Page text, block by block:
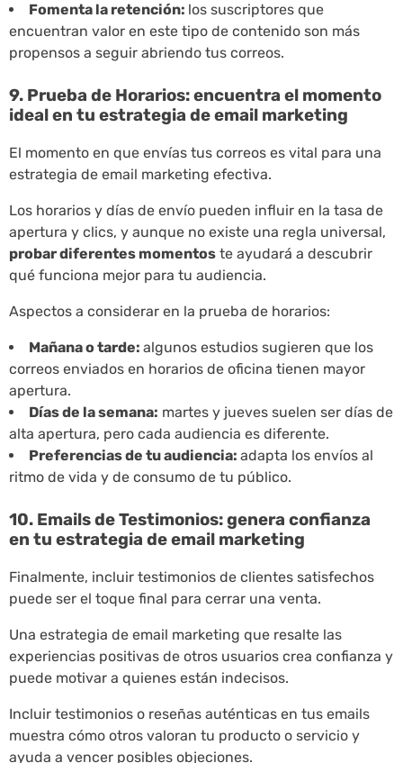
Fomenta la retención: los suscriptores que
encuentran valor en este tipo de contenido son más
propensos a seguir abriendo tus correos.
9. Prueba de Horarios: encuentra el momento
ideal en tu estrategia de email marketing
El momento en que envías tus correos es vital para una
estrategia de email marketing efectiva.
Los horarios y días de envío pueden influir en la tasa de
apertura y clics, y aunque no existe una regla universal,
probar diferentes momentos te ayudará a descubrir
qué funciona mejor para tu audiencia.
Aspectos a considerar en la prueba de horarios:
Mañana o tarde: algunos estudios sugieren que los
correos enviados en horarios de oficina tienen mayor
apertura.
Días de la semana: martes y jueves suelen ser días de
alta apertura, pero cada audiencia es diferente.
Preferencias de tu audiencia: adapta los envíos al
ritmo de vida y de consumo de tu público.
10. Emails de Testimonios: genera confianza
en tu estrategia de email marketing
Finalmente, incluir testimonios de clientes satisfechos
puede ser el toque final para cerrar una venta.
Una estrategia de email marketing que resalte las
experiencias positivas de otros usuarios crea confianza y
puede motivar a quienes están indecisos.
Incluir testimonios o reseñas auténticas en tus emails
muestra cómo otros valoran tu producto o servicio y
ayuda a vencer posibles objeciones.